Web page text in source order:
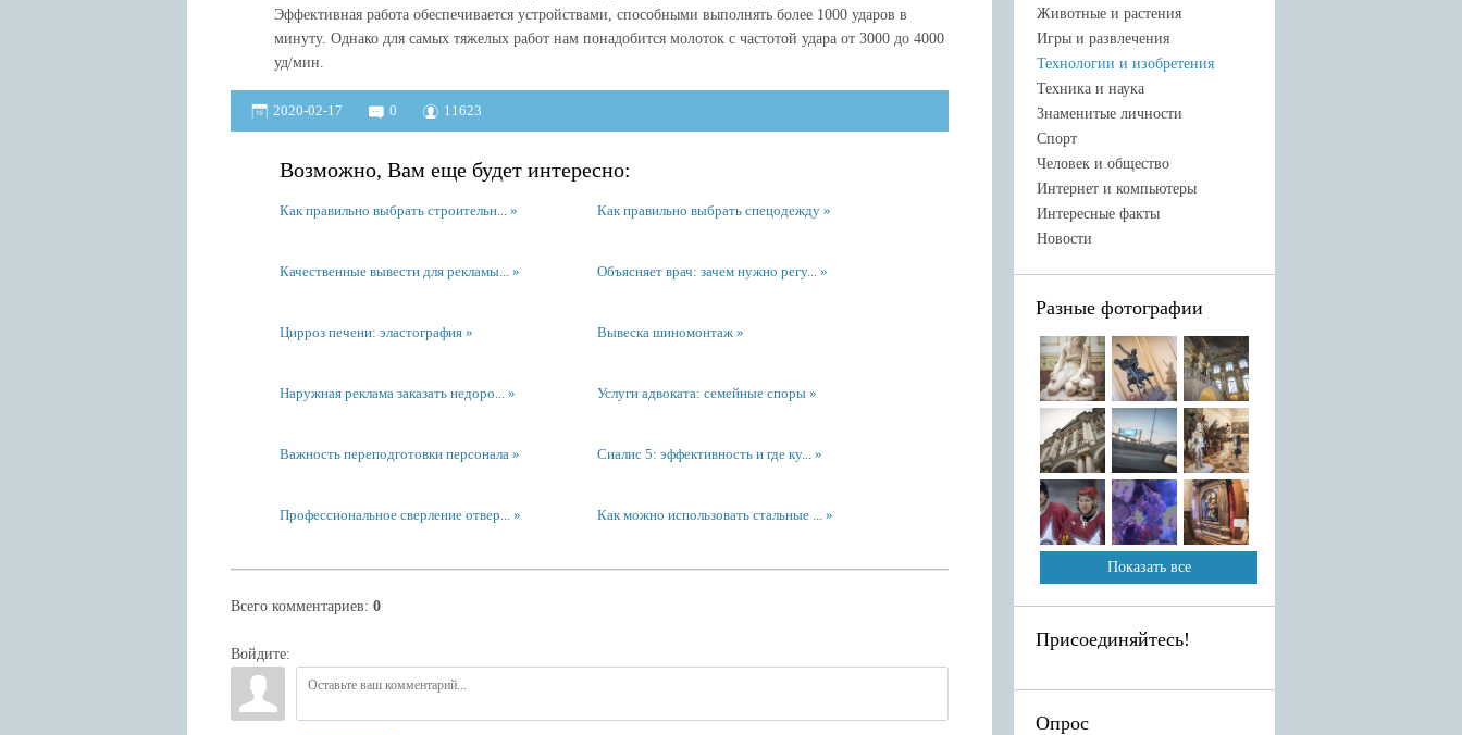
Эффективная работа обеспечивается устройствами, способными выполнять более 1000 ударов в
минуту. Однако для самых тяжелых работ нам понадобится молоток с частотой удара от 3000 до 4000
уд/мин.
2020-02-17 0 11623
Возможно, Вам еще будет интересно:
Как правильно выбрать строительн... Как правильно выбрать спецодежду
Качественные вывести для рекламы... Объясняет врач: зачем нужно регу...
Цирроз печени: эластография Вывеска шиномонтаж
Наружная реклама заказать недоро... Услуги адвоката: семейные споры
Важность переподготовки персонала Сиалис 5: эффективность и где ку...
Профессиональное сверление отвер... Как можно использовать стальные ...
Всего комментариев: 0
Войдите:
Животные и растения
Игры и развлечения
Технологии и изобретения
Техника и наука
Знаменитые личности
Спорт
Человек и общество
Интернет и компьютеры
Интересные факты
Новости
Разные фотографии
Показать все
Присоединяйтесь!
Опрос